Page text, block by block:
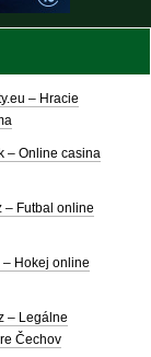
– Hracie
– Online casina
– Futbal online
– Hokej online
– Legálne
Čechov